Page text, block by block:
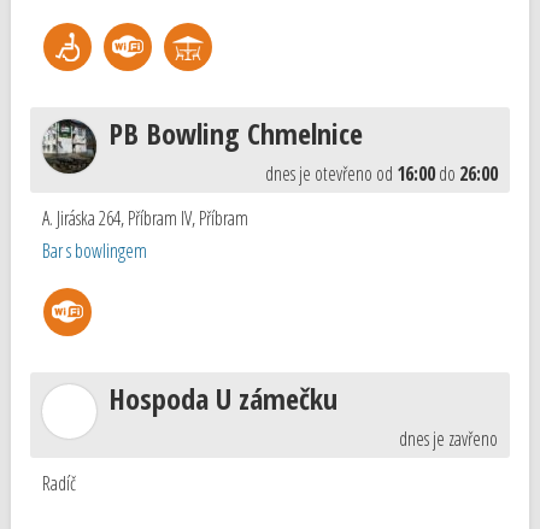
PB Bowling Chmelnice
dnes je otevřeno od 16:00do 26:00
A. Jiráska 264, Příbram IV,Příbram
Bar s bowlingem
Hospoda U zámečku
dnes je zavřeno
Radíč